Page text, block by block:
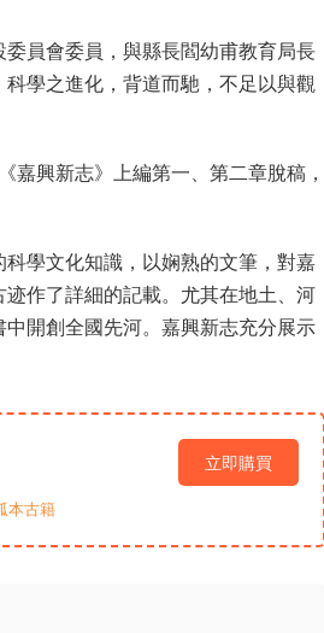
員會委員，與縣長閻幼甫教育局長
學之進化，背道而馳，不足以與觀
嘉興新志》上編第一、第二章脫稿，
學文化知識，以娴熟的文筆，對嘉
作了詳細的記載。尤其在地土、河
開創全國先河。嘉興新志充分展示
立即購買
本古籍